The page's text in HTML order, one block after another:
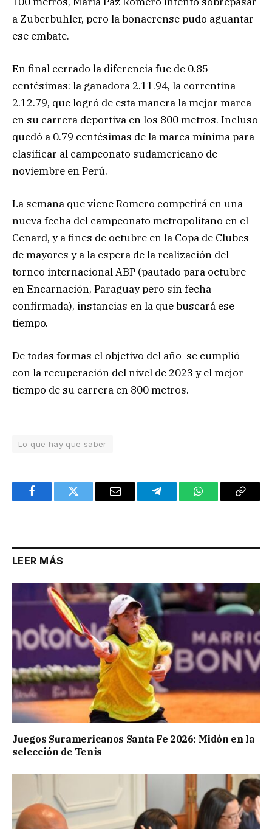
a Zuberbuhler, pero la bonaerense pudo aguantar
ese embate.
En final cerrado la diferencia fue de 0.85
centésimas: la ganadora 2.11.94, la correntina
2.12.79, que logró de esta manera la mejor marca
en su carrera deportiva en los 800 metros. Incluso
quedó a 0.79 centésimas de la marca mínima para
clasificar al campeonato sudamericano de
noviembre en Perú.
La semana que viene Romero competirá en una
nueva fecha del campeonato metropolitano en el
Cenard, y a fines de octubre en la Copa de Clubes
de mayores y a la espera de la realización del
torneo internacional ABP (pautado para octubre
en Encarnación, Paraguay pero sin fecha
confirmada), instancias en la que buscará ese
tiempo.
De todas formas el objetivo del año se cumplió
con la recuperación del nivel de 2023 y el mejor
tiempo de su carrera en 800 metros.
Lo que hay que saber
FacebookTwitter Email TelegramWhatsAppCopy
LEER MÁS
Juegos Suramericanos Santa Fe 2026: Midón en la
selección de Tenis